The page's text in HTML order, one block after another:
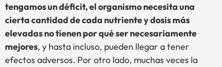
tengamos un déficit, el organismo necesita una
cierta cantidad de cada nutriente y dosis más
elevadas no tienen por qué ser necesariamente
mejores, y hasta incluso, pueden llegar a tener
efectos adversos. Por otro lado, muchas veces la